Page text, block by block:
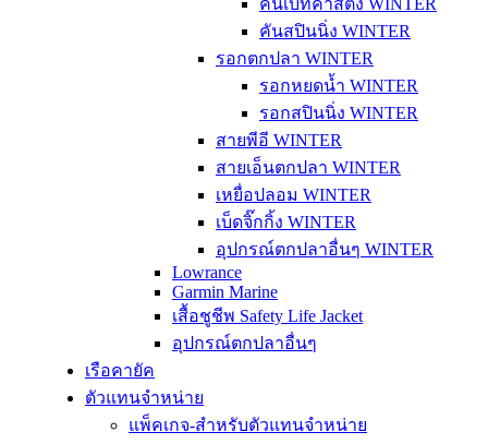
คันเบทคาสติ้ง WINTER
คันสปินนิ่ง WINTER
รอกตกปลา WINTER
รอกหยดน้ำ WINTER
รอกสปินนิ่ง WINTER
สายพีอี WINTER
สายเอ็นตกปลา WINTER
เหยื่อปลอม WINTER
เบ็ดจิ๊กกิ้ง WINTER
อุปกรณ์ตกปลาอื่นๆ WINTER
Lowrance
Garmin Marine
เสื้อชูชีพ Safety Life Jacket
อุปกรณ์ตกปลาอื่นๆ
เรือคายัค
ตัวแทนจำหน่าย
แพ็คเกจ-สำหรับตัวแทนจำหน่าย